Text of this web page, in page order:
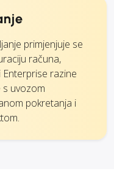
primjenjuje se
računa,
Enterprise razine
uvozom
pokretanja i